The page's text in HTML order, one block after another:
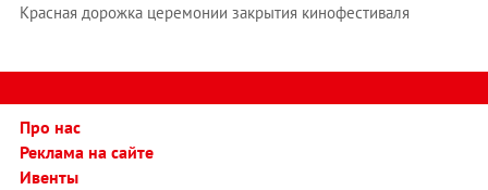
Красная дорожка церемонии закрытия кинофестиваля
Про нас
Реклама на сайте
Ивенты